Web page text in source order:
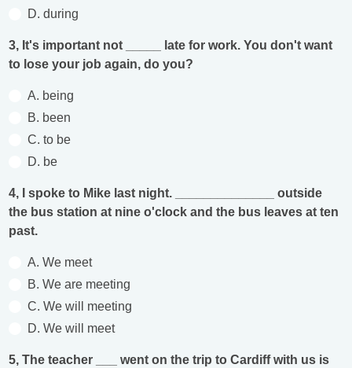
D. during
3, It's important not _____ late for work. You don't want
to lose your job again, do you?
A. being
B. been
C. to be
D. be
4, I spoke to Mike last night. ______________ outside
the bus station at nine o'clock and the bus leaves at ten
past.
A. We meet
B. We are meeting
C. We will meeting
D. We will meet
5, The teacher ___ went on the trip to Cardiff with us is